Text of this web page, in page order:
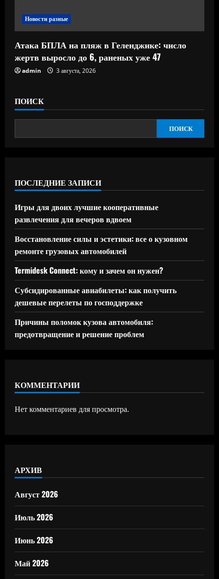
Новости разные
Атака БПЛА на пляж в Геленджике: число
жертв выросло до 6, раненых уже 47
admin 3 августа, 2026
ПОИСК
ПОИСК
ПОСЛЕДНИЕ ЗАПИСИ
Игры для двоих лучшие кооперативные
развлечения для вечеров вдвоем
Восстановление силы и эстетики: все о кузовном
ремонте грузовых автомобилей
Termidesk Connect: кому и зачем он нужен?
Субсидированные авиабилеты: как получить
дешевые перелеты по господдержке
Причины поломок кузова автомобиля:
предотвращение и решение проблем
КОММЕНТАРИИ
Нет комментариев для просмотра.
АРХИВ
Август 2026
Июль 2026
Июнь 2026
Май 2026